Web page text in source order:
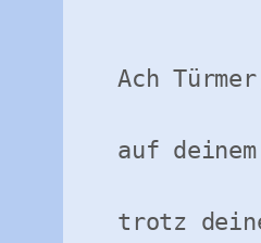
Ach
auf deinem
trotz